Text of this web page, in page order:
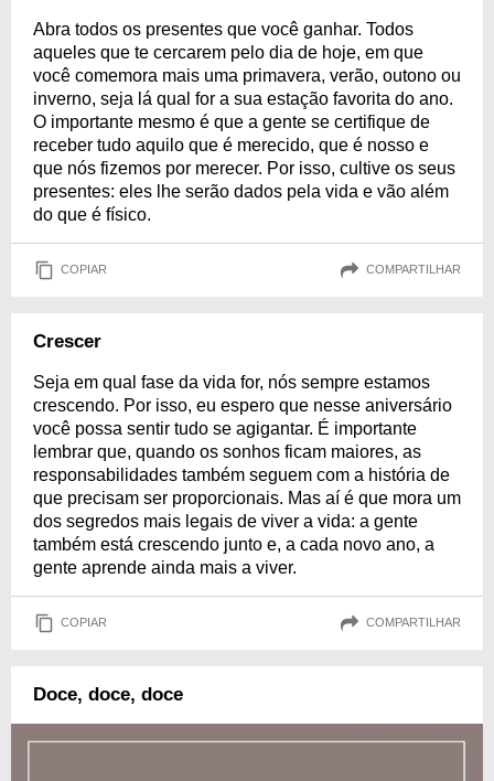
Abra todos os presentes que você ganhar. Todos
aqueles que te cercarem pelo dia de hoje, em que
você comemora mais uma primavera, verão, outono ou
inverno, seja lá qual for a sua estação favorita do ano.
O importante mesmo é que a gente se certifique de
receber tudo aquilo que é merecido, que é nosso e
que nós fizemos por merecer. Por isso, cultive os seus
presentes: eles lhe serão dados pela vida e vão além
do que é físico.
COPIAR COMPARTILHAR
Crescer
Seja em qual fase da vida for, nós sempre estamos
crescendo. Por isso, eu espero que nesse aniversário
você possa sentir tudo se agigantar. É importante
lembrar que, quando os sonhos ficam maiores, as
responsabilidades também seguem com a história de
que precisam ser proporcionais. Mas aí é que mora um
dos segredos mais legais de viver a vida: a gente
também está crescendo junto e, a cada novo ano, a
gente aprende ainda mais a viver.
COPIAR COMPARTILHAR
Doce, doce, doce